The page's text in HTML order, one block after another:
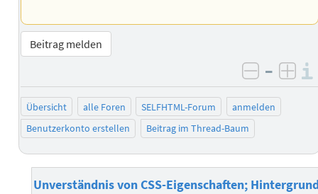
Beitrag melden
negativ
–
Übersicht alle Foren SELFHTML-Forum
anmelden
Benutzerkonto erstellen
Beitrag im Thread-Baum
Unverständnis von CSS-Eigenschaften;